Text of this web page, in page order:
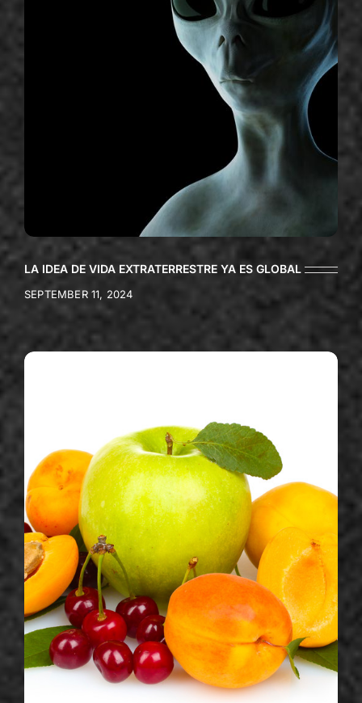
LA IDEA DE VIDA EXTRATERRESTRE YA ES GLOBAL
SEPTEMBER 11, 2024